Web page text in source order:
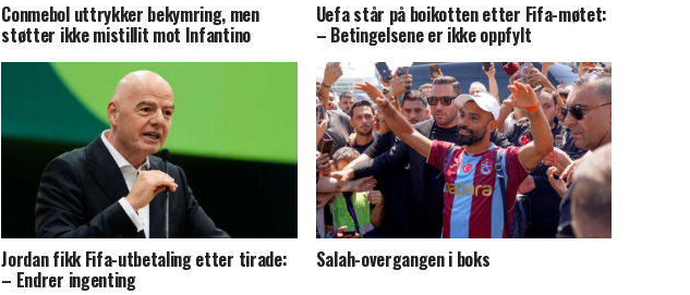
Conmebol uttrykker bekymring, men
støtter ikke mistillit mot Infantino
Uefa står på boikotten etter Fifa-møtet:
– Betingelsene er ikke oppfylt
Jordan fikk Fifa-utbetaling etter tirade:
– Endrer ingenting
Salah-overgangen i boks